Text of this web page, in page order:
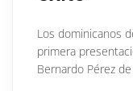
Los dominicanos
primera
Bernardo Pérez